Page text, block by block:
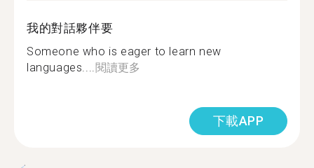
我的對話夥伴要
Someone who is eager to learn new
languages....閱讀更多
下載APP